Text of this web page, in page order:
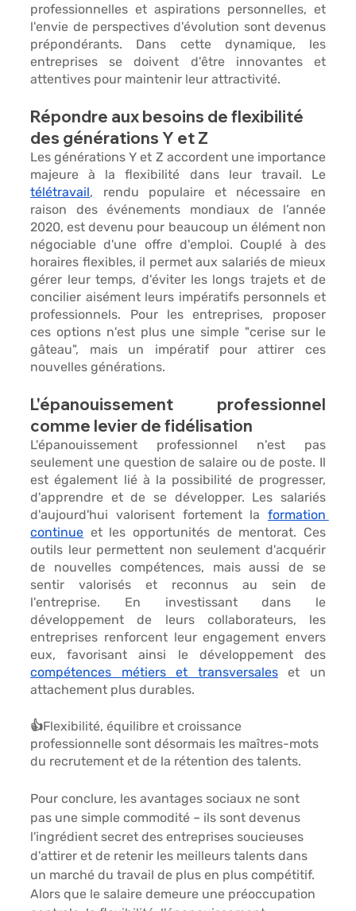
professionnelles et aspirations personnelles, et
l'envie de perspectives d'évolution sont devenus
prépondérants. Dans cette dynamique, les
entreprises se doivent d'être innovantes et
attentives pour maintenir leur attractivité.
Répondre aux besoins de flexibilité
des générations Y et Z
Les générations Y et Z accordent une importance
majeure à la flexibilité dans leur travail.
Le
télétravail, rendu populaire et nécessaire en
raison des événements mondiaux de l’année
2020, est devenu pour beaucoup un élément non
négociable d'une offre d'emploi. Couplé à des
horaires flexibles, il permet aux salariés de mieux
gérer leur temps, d'éviter les longs trajets et de
concilier aisément leurs impératifs personnels et
professionnels. Pour les entreprises, proposer
ces options n'est plus une simple "cerise sur le
gâteau", mais un impératif pour attirer ces
nouvelles générations.
L'épanouissement professionnel
comme levier de fidélisation
L'épanouissement professionnel n'est pas
seulement une question de salaire ou de poste. Il
est également lié à la possibilité de progresser,
d'apprendre et de se développer. Les salariés
d'aujourd'hui valorisent fortement la formation
continue et les opportunités de mentorat. Ces
outils leur permettent non seulement d'acquérir
de nouvelles compétences, mais aussi de se
sentir valorisés et reconnus au sein de
l'entreprise. En investissant dans le
développement de leurs collaborateurs, les
entreprises renforcent leur engagement envers
eux, favorisant ainsi le développement des
compétences métiers et transversales et un
attachement plus durables.
👍Flexibilité, équilibre et croissance
professionnelle sont désormais les maîtres-mots
du recrutement et de la rétention des talents.
Pour conclure, les avantages sociaux ne sont
pas une simple commodité – ils sont devenus
l'ingrédient secret des entreprises soucieuses
d'attirer et de retenir les meilleurs talents dans
un marché du travail de plus en plus compétitif.
Alors que le salaire demeure une préoccupation